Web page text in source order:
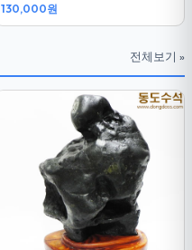
130,000원
전체보기 »